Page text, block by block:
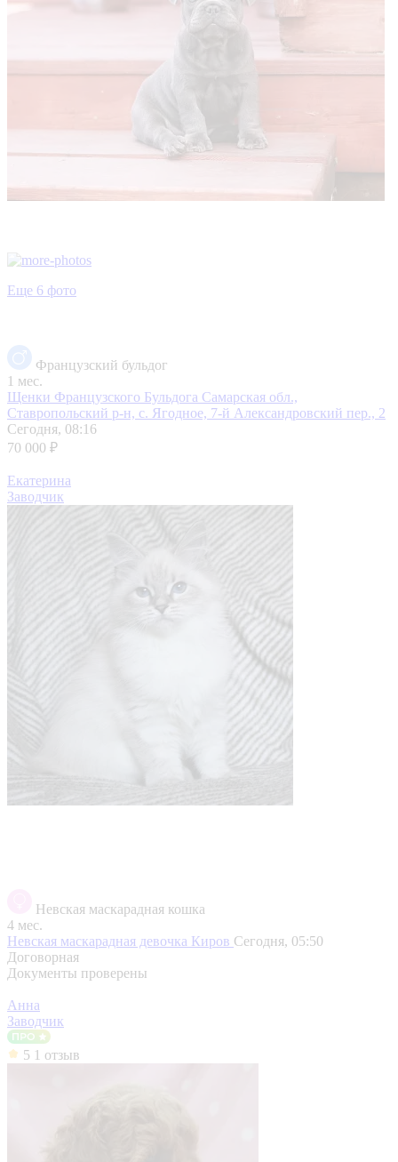
Еще 6 фото
Французский бульдог
1 мес.
Щенки Французского Бульдога Самарская обл.,
Ставропольский р-н, с. Ягодное, 7-й Александровский пер., 2
Сегодня, 08:16
70 000 ₽
Екатерина
Заводчик
Невская маскарадная кошка
4 мес.
Невская маскарадная девочка Киров Сегодня, 05:50
Договорная
Документы проверены
Анна
Заводчик
5 1 отзыв